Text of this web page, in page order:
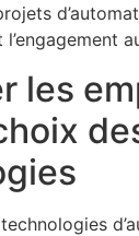
l’engagement
les